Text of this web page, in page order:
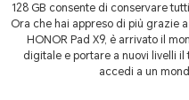
128 GB consente di conservare
Ora che hai appreso di più grazie
HONOR Pad X9, è arrivato il
digitale e portare a nuovi livelli
accedi a un